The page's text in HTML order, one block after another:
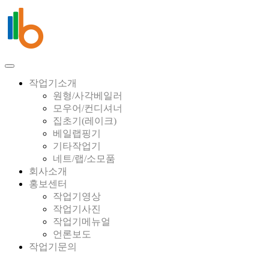
작업기소개
원형/사각베일러
모우어/컨디셔너
집초기(레이크)
베일랩핑기
기타작업기
네트/랩/소모품
회사소개
홍보센터
작업기영상
작업기사진
작업기메뉴얼
언론보도
작업기문의